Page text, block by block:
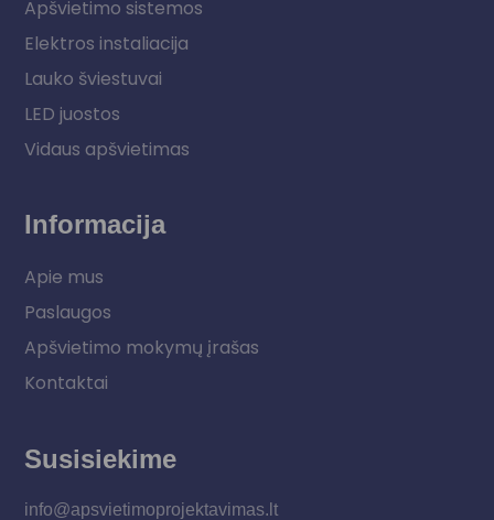
Apšvietimo sistemos
Elektros instaliacija
Lauko šviestuvai
LED juostos
Vidaus apšvietimas
Informacija
Apie mus
Paslaugos
Apšvietimo mokymų įrašas
Kontaktai
Susisiekime
info@apsvietimoprojektavimas.lt